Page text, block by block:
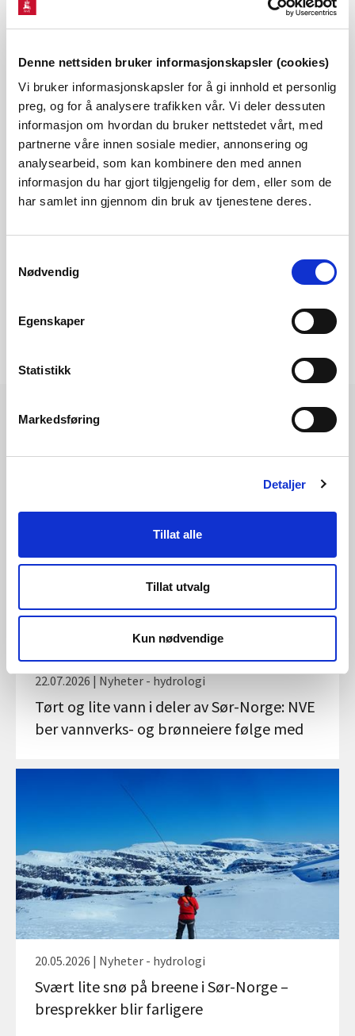
Denne nettsiden bruker informasjonskapsler (cookies)
Vi bruker informasjonskapsler for å gi innhold et personlig
preg, og for å analysere trafikken vår. Vi deler dessuten
informasjon om hvordan du bruker nettstedet vårt, med
partnerne våre innen sosiale medier, annonsering og
analysearbeid, som kan kombinere den med annen
informasjon du har gjort tilgjengelig for dem, eller som de
har samlet inn gjennom din bruk av tjenestene deres.
Nødvendig
Egenskaper
Statistikk
Markedsføring
Detaljer
Tillat alle
Tillat utvalg
Kun nødvendige
telefon: 22 95 96 28
Last ned høringsbrev, høringsutkast og
høringsskjema
Last nedhøringsbrev
Last ned
Veileder for flomberegninger. Utkast til
ekstern høring
Last nedhøringsskjema
Les også
22.07.2026 | Nyheter - hydrologi
Tørt og lite vann i deler av Sør-Norge: NVE
ber vannverks- og brønneiere følge med
20.05.2026 | Nyheter - hydrologi
Svært lite snø på breene i Sør-Norge –
bresprekker blir farligere